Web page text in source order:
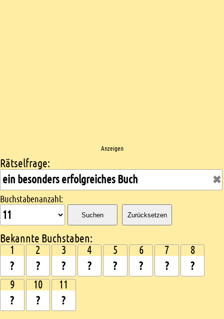
Anzeigen
Kreuzworträtsel suchen
Rätselfrage:
Buchstabenanzahl:
Suchen Zurücksetzen
Bekannte Buchstaben:
1 2 3 4 5 6 7 8
9 10 11